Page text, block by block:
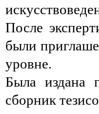
После
были
уровне.
Была издана
сборник